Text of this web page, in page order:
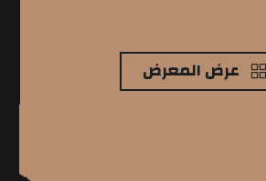
عرض المعرض